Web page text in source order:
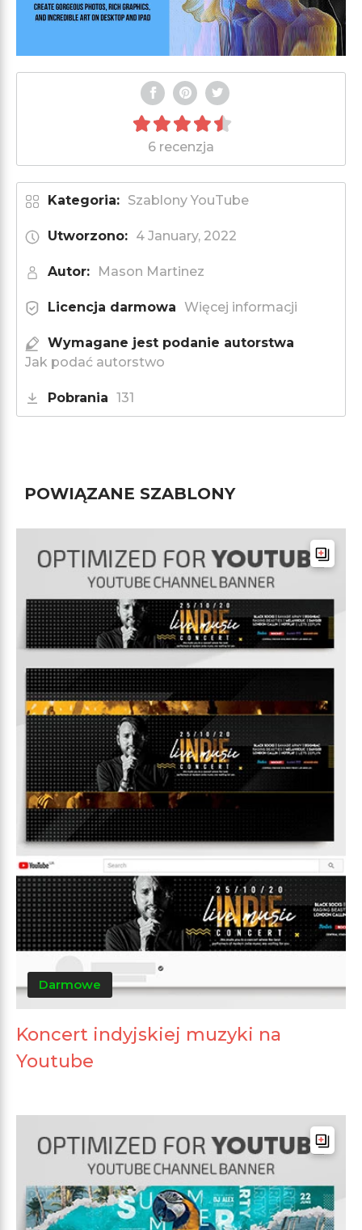
6 recenzja
Kategoria: Szablony YouTube
Utworzono: 4 January, 2022
Autor: Mason Martinez
Licencja darmowa Więcej informacji
Wymagane jest podanie autorstwa
Jak podać autorstwo
Pobrania 131
POWIĄZANE SZABLONY
Darmowe
Koncert indyjskiej muzyki na
Youtube